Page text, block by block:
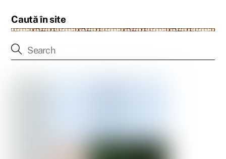
Caută în site